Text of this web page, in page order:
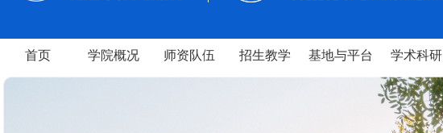
首页 学院概况 师资队伍 招生教学 基地与平台 学术科研